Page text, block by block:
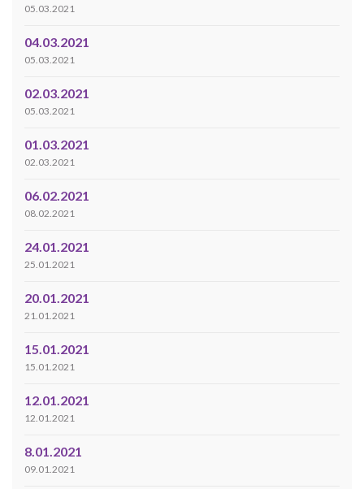
05.03.2021
04.03.2021
05.03.2021
02.03.2021
05.03.2021
01.03.2021
02.03.2021
06.02.2021
08.02.2021
24.01.2021
25.01.2021
20.01.2021
21.01.2021
15.01.2021
15.01.2021
12.01.2021
12.01.2021
8.01.2021
09.01.2021